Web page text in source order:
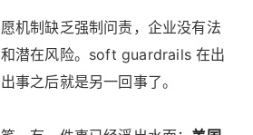
机制缺乏强制问责，企业没有法
潜在风险。soft guardrails 在出
事之后就是另一回事了。